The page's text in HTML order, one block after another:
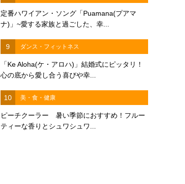
定番ハワイアン・ソング「Puamana(プアマ
ナ)」~愛する家族と過ごした、幸...
9 ダンス・フィットネス
「Ke Aloha(ケ・アロハ)」結婚式にピッタリ！
心の底から愛し合う喜びや幸...
10 美・食・健康
ピーチクーラー 暑い季節におすすめ！フルー
ティーな香りとシュワシュワ...